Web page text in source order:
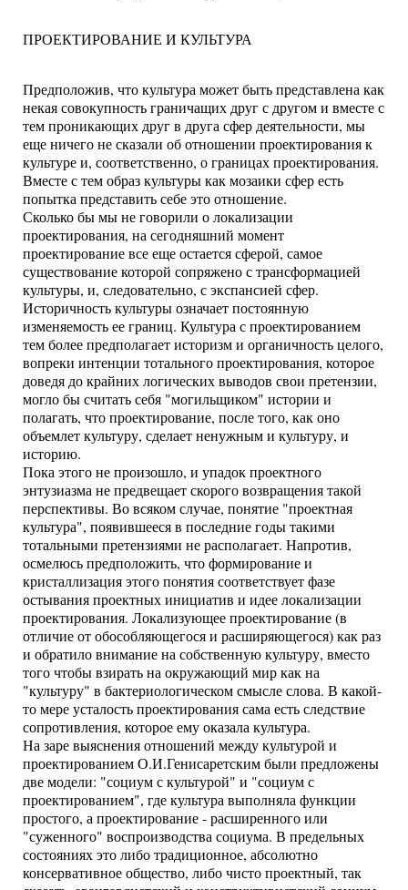
ПРОЕКТИРОВАНИЕ И КУЛЬТУРА
Предположив, что культура может быть представлена как
некая совокупность граничащих друг с другом и вместе с
тем проникающих друг в друга сфер деятельности, мы
еще ничего не сказали об отношении проектирования к
культуре и, соответственно, о границах проектирования.
Вместе с тем образ культуры как мозаики сфер есть
попытка представить себе это отношение.
Сколько бы мы не говорили о локализации
проектирования, на сегодняшний момент
проектирование все еще остается сферой, самое
существование которой сопряжено с трансформацией
культуры, и, следовательно, с экспансией сфер.
Историчность культуры означает постоянную
изменяемость ее границ. Культура с проектированием
тем более предполагает историзм и органичность целого,
вопреки интенции тотального проектирования, которое
доведя до крайних логических выводов свои претензии,
могло бы считать себя "могильщиком" истории и
полагать, что проектирование, после того, как оно
объемлет культуру, сделает ненужным и культуру, и
историю.
Пока этого не произошло, и упадок проектного
энтузиазма не предвещает скорого возвращения такой
перспективы. Во всяком случае, понятие "проектная
культура", появившееся в последние годы такими
тотальными претензиями не располагает. Напротив,
осмелюсь предположить, что формирование и
кристаллизация этого понятия соответствует фазе
остывания проектных инициатив и идее локализации
проектирования. Локализующее проектирование (в
отличие от обособляющегося и расширяющегося) как раз
и обратило внимание на собственную культуру, вместо
того чтобы взирать на окружающий мир как на
"культуру" в бактериологическом смысле слова. В какой-
то мере усталость проектирования сама есть следствие
сопротивления, которое ему оказала культура.
На заре выяснения отношений между культурой и
проектированием О.И.Генисаретским были предложены
две модели: "социум с культурой" и "социум с
проектированием", где культура выполняла функции
простого, а проектирование - расширенного или
"суженного" воспроизводства социума. В предельных
состояниях это либо традиционное, абсолютно
консервативное общество, либо чисто проектный, так